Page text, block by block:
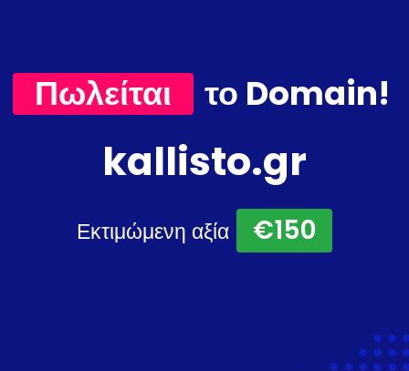
Πωλείται το Domain!
kallisto.gr
Εκτιμώμενη αξία €150